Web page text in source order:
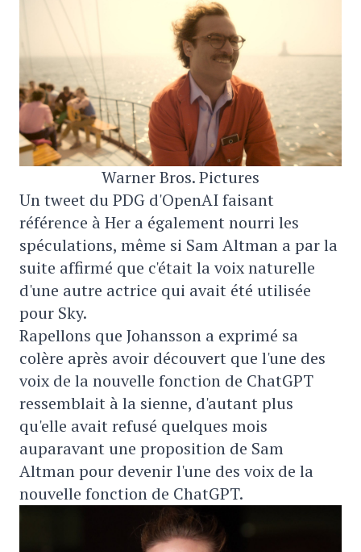
Warner Bros. Pictures
Un tweet du PDG d'OpenAI faisant
référence à Her a également nourri les
spéculations, même si Sam Altman a par la
suite affirmé que c'était la voix naturelle
d'une autre actrice qui avait été utilisée
pour Sky.
Rapellons que Johansson a exprimé sa
colère après avoir découvert que l'une des
voix de la nouvelle fonction de ChatGPT
ressemblait à la sienne, d'autant plus
qu'elle avait refusé quelques mois
auparavant une proposition de Sam
Altman pour devenir l'une des voix de la
nouvelle fonction de ChatGPT.